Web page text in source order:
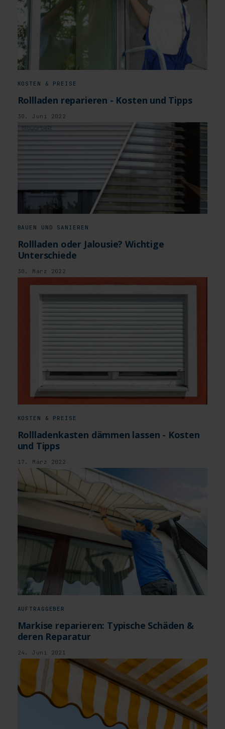
KOSTEN & PREISE
Rollladen reparieren - Kosten und Tipps
30. Juni 2022
BAUEN UND SANIEREN
Rollladen oder Jalousie? Wichtige
Unterschiede
30. März 2022
KOSTEN & PREISE
Rollladenkasten dämmen lassen - Kosten
und Tipps
17. März 2022
AUFTRAGGEBER
Markise reparieren: Typische Schäden &
deren Reparatur
24. Juni 2021